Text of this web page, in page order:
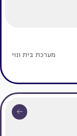
מערכת בית ונוי